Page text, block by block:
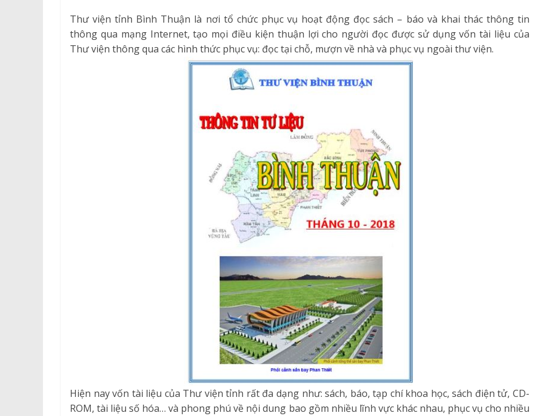
Tri
Thức
Thư viện tỉnh Bình Thuận là nơi tổ chức phục vụ hoạt động đọc sách – báo và khai thác thông tin
thông qua mạng Internet, tạo mọi điều kiện thuận lợi cho người đọc được sử dụng vốn tài liệu của
Thư viện thông qua các hình thức phục vụ: đọc tại chỗ, mượn về nhà và phục vụ ngoài thư viện.
Hiện nay vốn tài liệu của Thư viện tỉnh rất đa dạng như: sách, báo, tạp chí khoa học, sách điện tử, CD-
ROM, tài liệu số hóa… và phong phú về nội dung bao gồm nhiều lĩnh vực khác nhau, phục vụ cho nhiều